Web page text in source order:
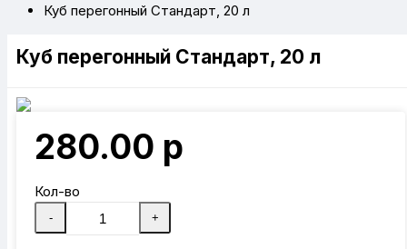
Куб перегонный Стандарт, 20 л
Куб перегонный Стандарт, 20 л
280.00 р
Кол-во
- +